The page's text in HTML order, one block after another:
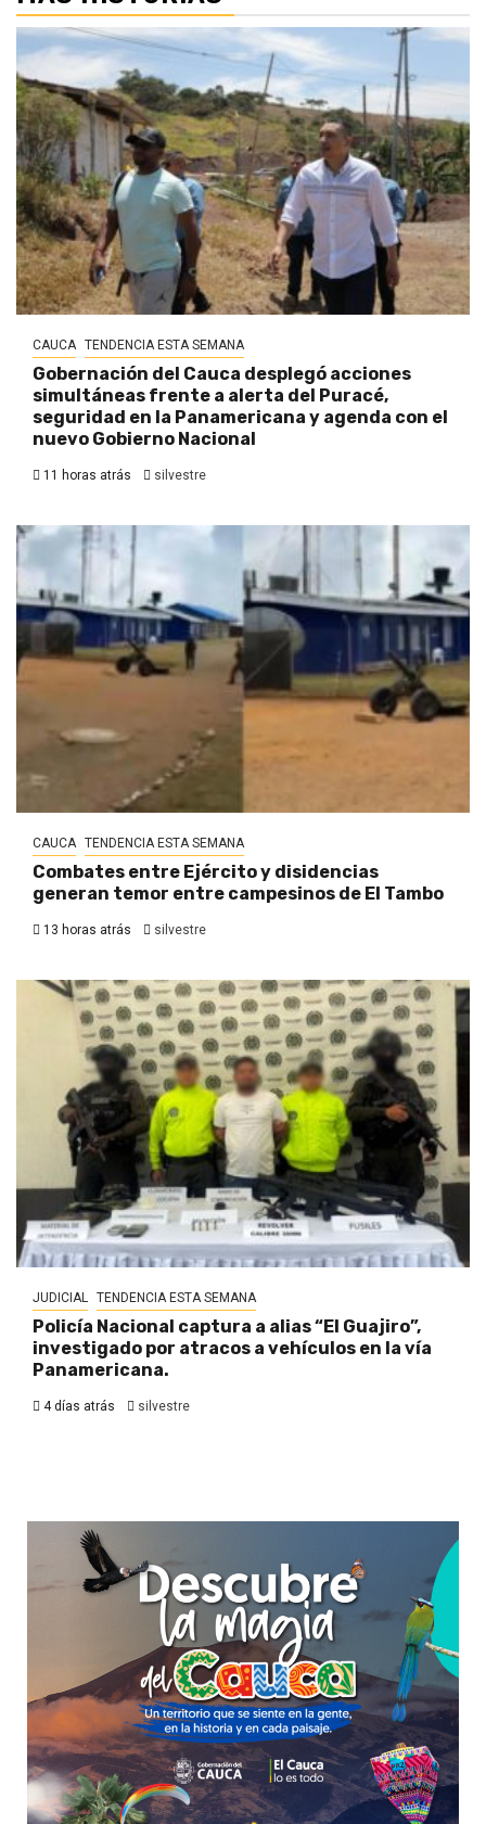
CAUCA TENDENCIA ESTA SEMANA
Gobernación del Cauca desplegó acciones
simultáneas frente a alerta del Puracé,
seguridad en la Panamericana y agenda con el
nuevo Gobierno Nacional
11 horas atrás silvestre
CAUCA TENDENCIA ESTA SEMANA
Combates entre Ejército y disidencias
generan temor entre campesinos de El Tambo
13 horas atrás silvestre
JUDICIAL TENDENCIA ESTA SEMANA
Policía Nacional captura a alias “El Guajiro”,
investigado por atracos a vehículos en la vía
Panamericana.
4 días atrás silvestre